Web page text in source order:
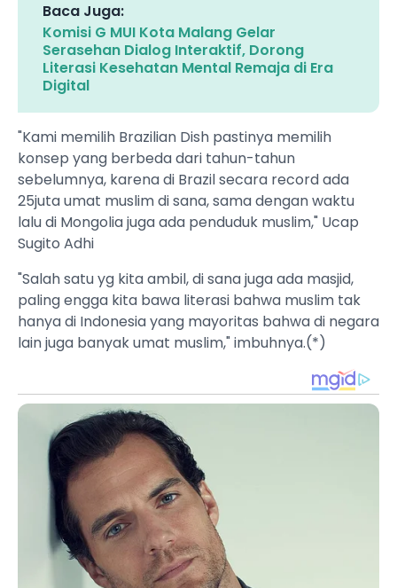
Baca Juga:
Komisi G MUI Kota Malang Gelar
Serasehan Dialog Interaktif, Dorong
Literasi Kesehatan Mental Remaja di Era
Digital
"Kami memilih Brazilian Dish pastinya memilih
konsep yang berbeda dari tahun-tahun
sebelumnya, karena di Brazil secara record ada
25juta umat muslim di sana, sama dengan waktu
lalu di Mongolia juga ada penduduk muslim," Ucap
Sugito Adhi
"Salah satu yg kita ambil, di sana juga ada masjid,
paling engga kita bawa literasi bahwa muslim tak
hanya di Indonesia yang mayoritas bahwa di negara
lain juga banyak umat muslim," imbuhnya.(*)